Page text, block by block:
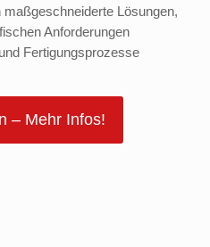
Lösungen,
Anforderungen
Fertigungsprozesse
– Mehr Infos!